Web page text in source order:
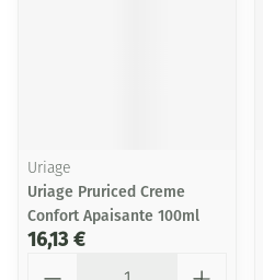
Uriage
Uriage Pruriced Creme
Confort Apaisante 100ml
16,13 €